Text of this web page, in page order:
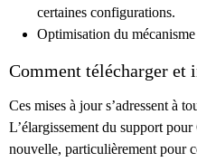
certaines configurations.
Optimisation du
Comment télécharger et
Ces mises à jour s’adressent à
L’élargissement du support
nouvelle, particulièrement pour